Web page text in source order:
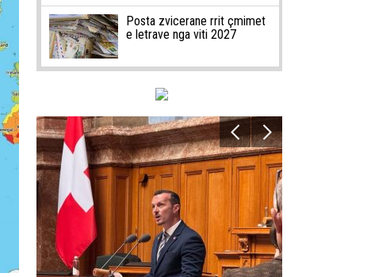
Posta zvicerane rrit çmimet
e letrave nga viti 2027